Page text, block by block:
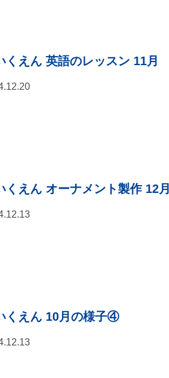
くえん 英語のレッスン 11月
くえん オーナメント製作 12月
くえん 10月の様子④